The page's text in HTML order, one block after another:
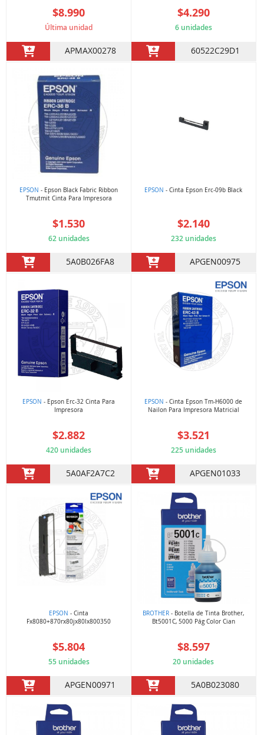
$8.990
Última unidad
APMAX00278
$4.290
6 unidades
60522C29D1
EPSON - Epson Black Fabric Ribbon
Tmutmit Cinta Para Impresora
$1.530
62 unidades
5A0B026FA8
EPSON - Cinta Epson Erc-09b Black
$2.140
232 unidades
APGEN00975
EPSON - Epson Erc-32 Cinta Para
Impresora
$2.882
420 unidades
5A0AF2A7C2
EPSON - Cinta Epson Tm-H6000 de
Nailon Para Impresora Matricial
$3.521
225 unidades
APGEN01033
EPSON - Cinta
Fx8080+870rx80jx80lx800350
$5.804
55 unidades
APGEN00971
BROTHER - Botella de Tinta Brother,
Bt5001C, 5000 Pág Color Cian
$8.597
20 unidades
5A0B023080